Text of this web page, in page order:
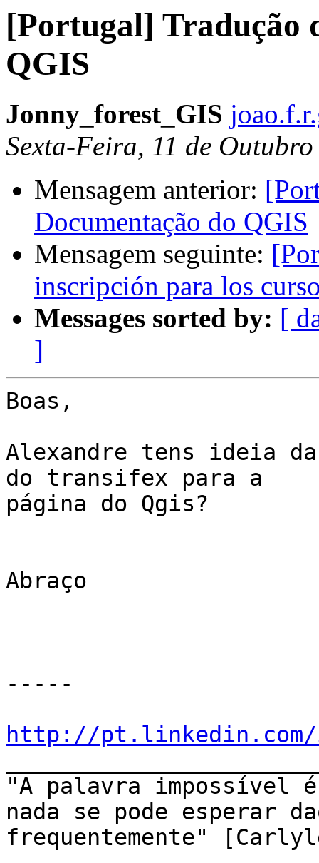
[Portugal] Tradução
QGIS
Jonny_forest_GIS
Sexta-Feira, 11 de
Mensagem anterior:
Documentação do QGIS
Mensagem seguinte:
inscripción para los
Messages sorted by: [
]
Boas,
Alexandre tens ideia
do transifex para a
página do Qgis?
Abraço
-----
http://
"A palavra impossível
nada se pode esperar
frequentemente"